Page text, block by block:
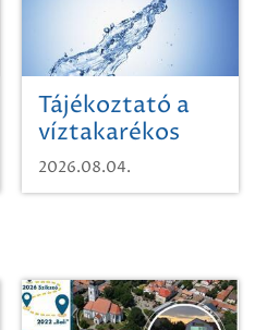
Tájékoztató a
víztakarékos
vízhasználatról
2026.08.04.